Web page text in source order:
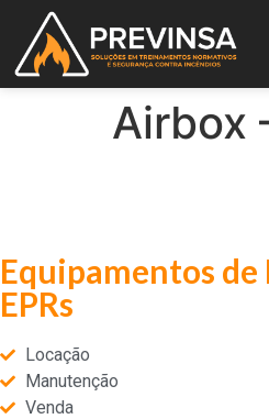
Airbox
Equipamentos
EPRs
Locação
Manutenção
Venda